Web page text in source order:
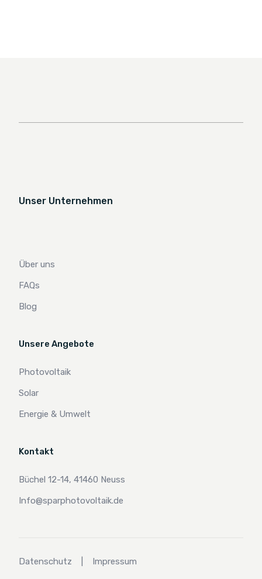
Unser Unternehmen
Über uns
FAQs
Blog
Unsere Angebote
Photovoltaik
Solar
Energie & Umwelt
Kontakt
Büchel 12-14, 41460 Neuss
Info@sparphotovoltaik.de
Datenschutz Impressum